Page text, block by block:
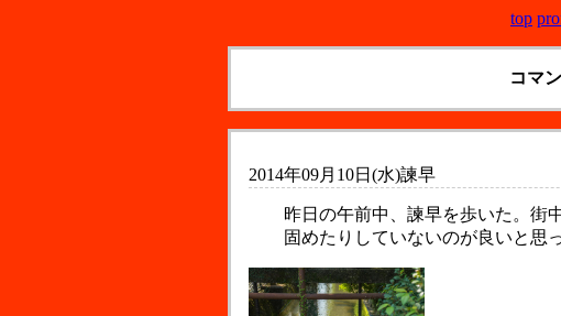
top
コマ
2014年09月10日(水)諫早
昨日の午前中、諫早を歩いた。街
固めたりしていないのが良いと思